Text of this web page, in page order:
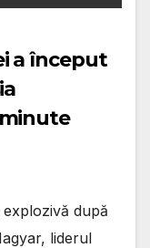
a început
după
liderul